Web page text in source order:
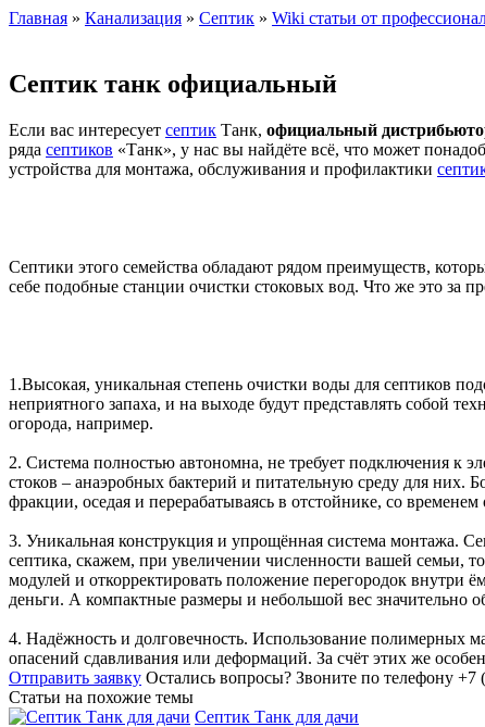
Главная » Канализация » Септик » Wiki статьи от
Септик танк официальный
Если вас интересует септик Танк, официальный
ряда септиков «Танк», у нас вы найдёте всё, что может
устройства для монтажа, обслуживания и профилактики
Септики этого семейства обладают рядом преимуществ,
себе подобные станции очистки стоковых вод. Что же это за
1.Высокая, уникальная степень очистки воды для септиков
неприятного запаха, и на выходе будут представлять собой
огорода, например.
2. Система полностью автономна, не требует подключения к
стоков – анаэробных бактерий и питательную среду для них.
фракции, оседая и перерабатываясь в отстойнике, со
3. Уникальная конструкция и упрощённая система монтажа.
септика, скажем, при увеличении численности вашей семьи,
модулей и откорректировать положение перегородок внутри
деньги. А компактные размеры и небольшой вес значительно
4. Надёжность и долговечность. Использование полимерных
опасений сдавливания или деформаций. За счёт этих же
Отправить заявку Остались вопросы? Звоните по телефону +7
Статьи на похожие темы
Септик Танк для дачи